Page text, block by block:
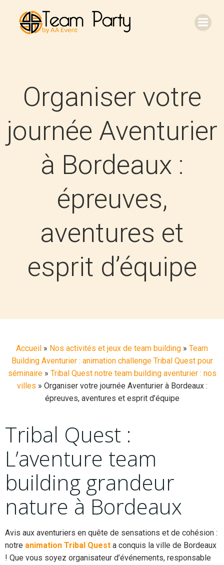
au
contenu
Organiser votre
journée Aventurier
à Bordeaux :
épreuves,
aventures et
esprit d’équipe
Accueil » Nos activités et jeux de team building » Team
Building Aventurier : animation challenge Tribal Quest pour
séminaire » Tribal Quest notre team building aventurier : nos
villes » Organiser votre journée Aventurier à Bordeaux :
épreuves, aventures et esprit d’équipe
Tribal Quest :
L’aventure team
building grandeur
nature à Bordeaux
Avis aux aventuriers en quête de sensations et de cohésion :
notre animation Tribal Quest a conquis la ville de Bordeaux
! Que vous soyez organisateur d’événements, responsable